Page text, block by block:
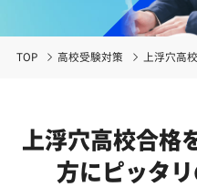
TOP 高校受験対策 上浮穴高校
上浮穴高校合格
方にピッタ